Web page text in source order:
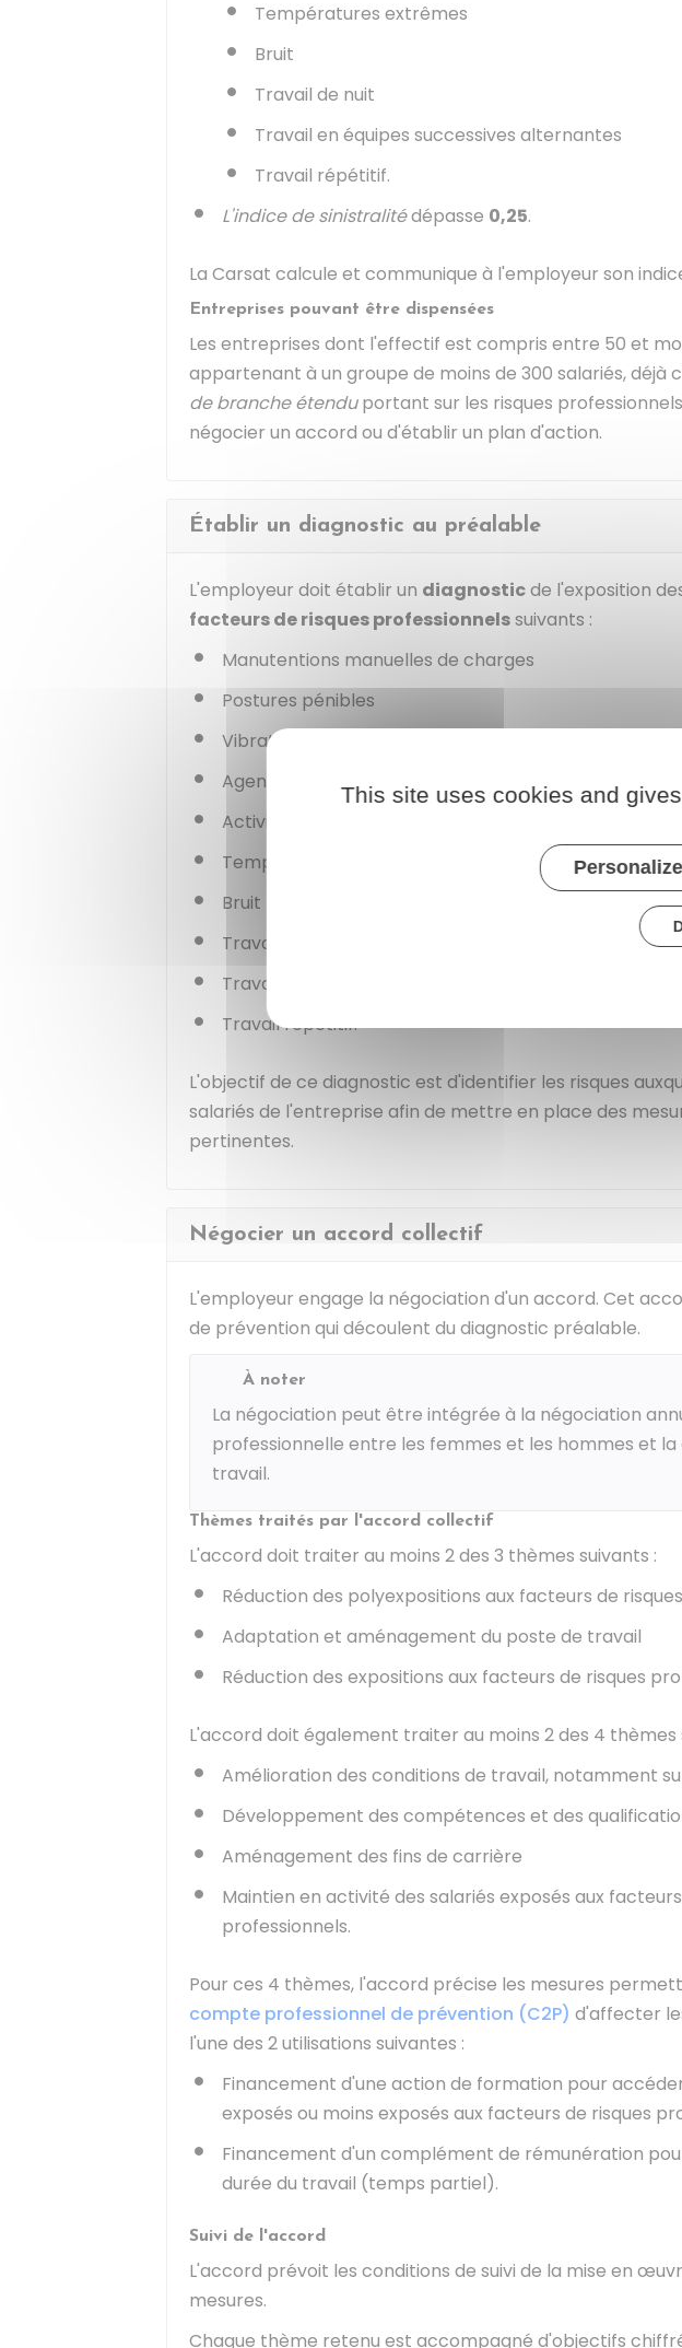
Températures extrêmes
Bruit
Travail de nuit
Travail en équipes successives alternantes
Travail répétitif.
L'indice de sinistralitédépasse 0,25.
La Carsat calcule et communique à l'employeur son
Entreprises pouvant être dispensées
Les entreprises dont l'effectif est compris entre 50 et
appartenant à un groupe de moins de 300 salariés, déjà
de branche étenduportant sur les risques
négocier un accord ou d'établir un plan d'action.
Établir un diagnostic au préalable
L'employeur doit établir un diagnosticde l'exposition
facteurs de risques professionnelssuivants :
Manutentions manuelles de charges
Postures pénibles
Vibrations mécaniques
Agents chimiques dangereux
Activités exercées en milieu
Températures extrêmes
Bruit
Travail de nuit
Travail en équipes successives alternantes
Travail répétitif.
L'objectif de ce diagnostic est d'identifier les risques
salariés de l'entreprise afin de mettre en place des
pertinentes.
Négocier un accord collectif
L'employeur engage la négociation d'un accord. Cet
de prévention qui découlent du diagnostic préalable.
À noter
La négociation peut être intégrée à la négociation
professionnelle entre les femmes et les hommes et la
travail.
Thèmes traités par l'accord collectif
L'accord doit traiter au moins 2 des 3 thèmes suivants :
Réduction des polyexpositions aux facteurs de risques
Adaptation et aménagement du poste de travail
Réduction des expositions aux facteurs de risques
L'accord doit également traiter au moins 2 des 4 thèmes
Amélioration des conditions de travail, notamment
Développement des compétences et des
Aménagement des fins de carrière
Maintien en activité des salariés exposés aux
professionnels.
Pour ces 4 thèmes, l'accord précise les mesures
compte professionnel de prévention (C2P) d'affecter
l'une des 2 utilisations suivantes :
Financement d'une action de formation pour
exposés ou moins exposés aux facteurs de risques
Financement d'un complément de rémunération
durée du travail (temps partiel).
Suivi de l'accord
L'accord prévoit les conditions de suivi de la mise en
mesures.
Chaque thème retenu est accompagné d'objectifs
This site uses cookies and
Personalize